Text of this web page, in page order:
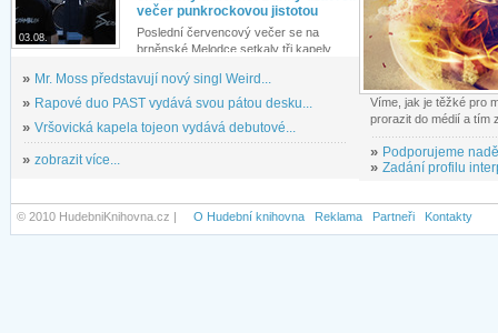
03.08.
večer punkrockovou jistotou
Poslední červencový večer se na
brněnské Melodce setkaly tři kapely...
» Mr. Moss představují nový singl Weird...
» Rapové duo PAST vydává svou pátou desku...
» Vršovická kapela tojeon vydává debutové...
» zobrazit více...
Víme, jak je těžké pro
prorazit do médií a tím
» Podporujeme
» Zadání profilu
© 2010 HudebniKnihovna.cz | O Hudební knihovna Reklama Partneři Kontakty